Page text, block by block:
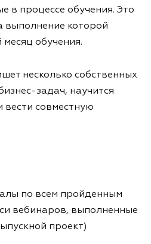
в процессе обучения. Это
выполнение которой
обучения.
несколько собственных
задач, научится
вести совместную
по всем пройденным
вебинаров, выполненные
проект)